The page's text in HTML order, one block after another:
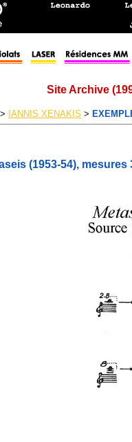
Site Archive
> IANNIS XENAKIS >
(1953-54),